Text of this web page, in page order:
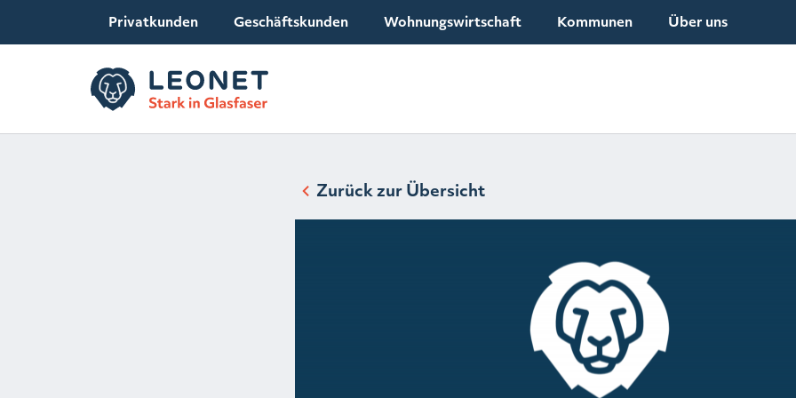
Privatkunden Geschäftskunden Wohnungswirtschaft Kommunen Über uns
Zurück zur Übersicht